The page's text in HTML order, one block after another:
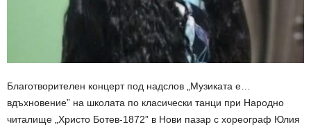
Благотворителен концерт под надслов „Музиката е…
вдъхновение” на школата по класически танци при Народно
читалище „Христо Ботев-1872” в Нови пазар с хореограф Юлия